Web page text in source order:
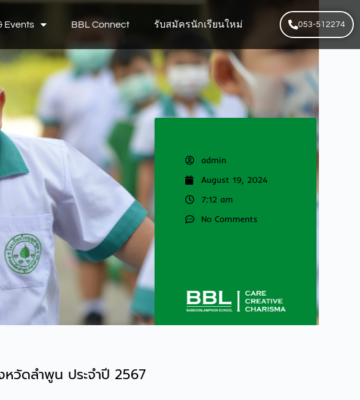
Events BBL Connect รับสมัครนักเรียนใหม่ 053-512274
admin
August 19, 2024
7:12 am
No Comments
หวัดลำพูน ประจำปี 2567